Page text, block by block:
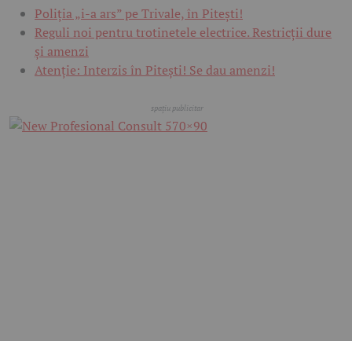
Poliția „i-a ars” pe Trivale, în Pitești!
Reguli noi pentru trotinetele electrice. Restricții dure
și amenzi
Atenție: Interzis în Pitești! Se dau amenzi!